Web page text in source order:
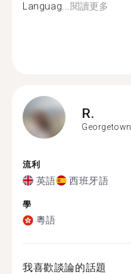
Languag...閱讀更多
R.
Georgetown
流利
英語 西班牙語
學
粵語
我喜歡談論的話題